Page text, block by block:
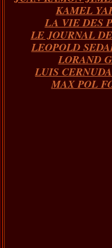
KAMEL
LA VIE DES
LE JOURNAL
LEOPOLD
LORAND
LUIS
MAX POL